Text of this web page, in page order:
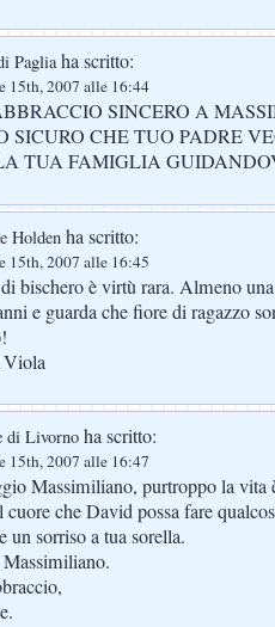
Pagliaha scritto:
15th, 2007 alle 16:44
SINCERO A
SICURO CHE TUO PADRE
TUA FAMIGLIA
Holden ha scritto:
15th, 2007 alle 16:45
bischero è virtù rara. Almeno
e guarda che fiore di ragazzo
Viola
di Livorno ha scritto:
15th, 2007 alle 16:47
Massimiliano, purtroppo la vita
che David possa fare
un sorriso a tua sorella.